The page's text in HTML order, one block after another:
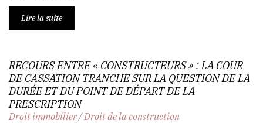
Lire la suite
RECOURS ENTRE « CONSTRUCTEURS » : LA COUR
DE CASSATION TRANCHE SUR LA QUESTION DE LA
DURÉE ET DU POINT DE DÉPART DE LA
PRESCRIPTION
Droit immobilier/Droit de la construction